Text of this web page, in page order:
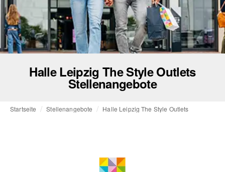
Halle Leipzig The Style Outlets
Stellenangebote
Startseite Stellenangebote Halle Leipzig The Style Outlets